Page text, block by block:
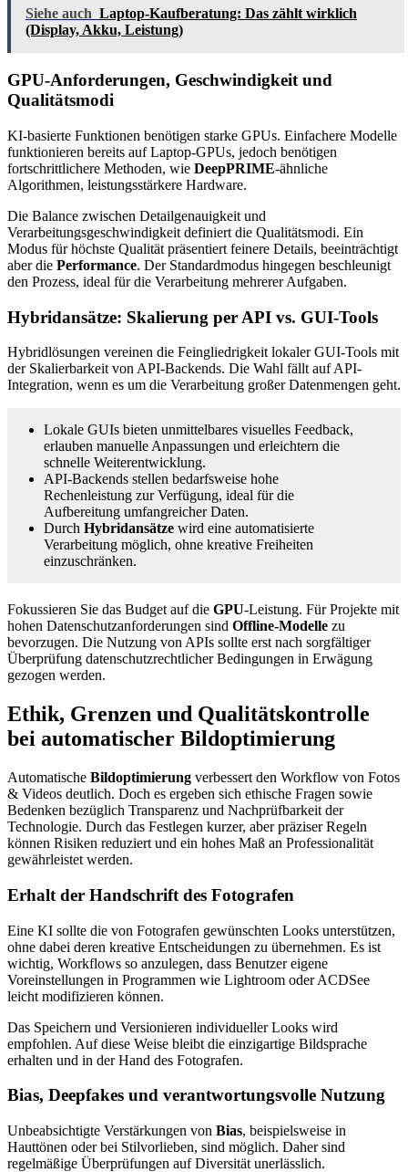
Siehe auch Laptop-Kaufberatung: Das zählt wirklich
(Display, Akku, Leistung)
GPU-Anforderungen, Geschwindigkeit und
Qualitätsmodi
KI-basierte Funktionen benötigen starke GPUs. Einfachere Modelle
funktionieren bereits auf Laptop-GPUs, jedoch benötigen
fortschrittlichere Methoden, wie DeepPRIME-ähnliche
Algorithmen, leistungsstärkere Hardware.
Die Balance zwischen Detailgenauigkeit und
Verarbeitungsgeschwindigkeit definiert die Qualitätsmodi. Ein
Modus für höchste Qualität präsentiert feinere Details, beeinträchtigt
aber die Performance. Der Standardmodus hingegen beschleunigt
den Prozess, ideal für die Verarbeitung mehrerer Aufgaben.
Hybridansätze: Skalierung per API vs. GUI-Tools
Hybridlösungen vereinen die Feingliedrigkeit lokaler GUI-Tools mit
der Skalierbarkeit von API-Backends. Die Wahl fällt auf API-
Integration, wenn es um die Verarbeitung großer Datenmengen geht.
Lokale GUIs bieten unmittelbares visuelles Feedback,
erlauben manuelle Anpassungen und erleichtern die
schnelle Weiterentwicklung.
API-Backends stellen bedarfsweise hohe
Rechenleistung zur Verfügung, ideal für die
Aufbereitung umfangreicher Daten.
Durch Hybridansätze wird eine automatisierte
Verarbeitung möglich, ohne kreative Freiheiten
einzuschränken.
Fokussieren Sie das Budget auf die GPU-Leistung. Für Projekte mit
hohen Datenschutzanforderungen sind Offline-Modelle zu
bevorzugen. Die Nutzung von APIs sollte erst nach sorgfältiger
Überprüfung datenschutzrechtlicher Bedingungen in Erwägung
gezogen werden.
Ethik, Grenzen und Qualitätskontrolle
bei automatischer Bildoptimierung
Automatische Bildoptimierung verbessert den Workflow von Fotos
& Videos deutlich. Doch es ergeben sich ethische Fragen sowie
Bedenken bezüglich Transparenz und Nachprüfbarkeit der
Technologie. Durch das Festlegen kurzer, aber präziser Regeln
können Risiken reduziert und ein hohes Maß an Professionalität
gewährleistet werden.
Erhalt der Handschrift des Fotografen
Eine KI sollte die von Fotografen gewünschten Looks unterstützen,
ohne dabei deren kreative Entscheidungen zu übernehmen. Es ist
wichtig, Workflows so anzulegen, dass Benutzer eigene
Voreinstellungen in Programmen wie Lightroom oder ACDSee
leicht modifizieren können.
Das Speichern und Versionieren individueller Looks wird
empfohlen. Auf diese Weise bleibt die einzigartige Bildsprache
erhalten und in der Hand des Fotografen.
Bias, Deepfakes und verantwortungsvolle Nutzung
Unbeabsichtigte Verstärkungen von Bias, beispielsweise in
Hauttönen oder bei Stilvorlieben, sind möglich. Daher sind
regelmäßige Überprüfungen auf Diversität unerlässlich.